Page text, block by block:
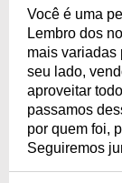
Você é uma
Lembro dos
mais variadas
seu lado,
aproveitar
passamos
por quem foi,
Seguiremos